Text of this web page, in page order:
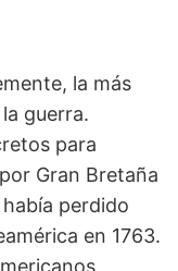
la más
guerra.
para
Gran Bretaña
perdido
en 1763.